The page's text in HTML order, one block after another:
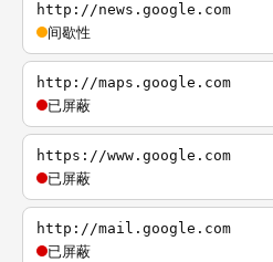
http://news.google.com
间歇性
http://maps.google.com
已屏蔽
https://www.google.com
已屏蔽
http://mail.google.com
已屏蔽